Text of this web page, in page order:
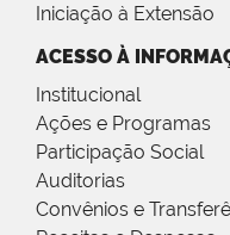
Iniciação à Extensão
ACESSO À
Institucional
Ações e Programas
Participação Social
Auditorias
Convênios e